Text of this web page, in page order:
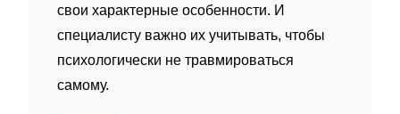
свои характерные особенности. И
специалисту важно их учитывать, чтобы
психологически не травмироваться
самому.